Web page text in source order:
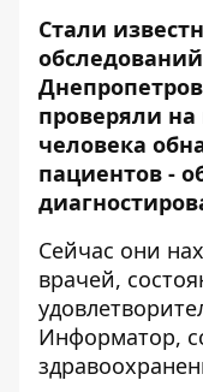
Стали
проверяли на
человека
пациентов -
Сейчас они
врачей,
Информатор,